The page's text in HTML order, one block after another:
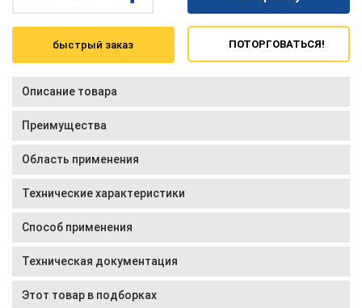
быстрый заказ ПОТОРГОВАТЬСЯ!
Описание товара
Преимущества
Область применения
Технические характеристики
Способ применения
Техническая документация
Этот товар в подборках